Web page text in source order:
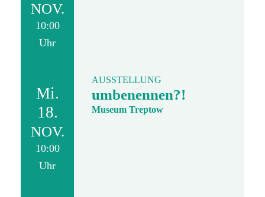
NOV.
10:00
Uhr
Mi.
18.
NOV.
10:00
Uhr
AUSSTELLUNG
umbenennen?!
Museum Treptow